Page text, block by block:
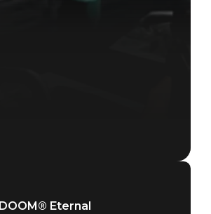
DOOM® Eternal